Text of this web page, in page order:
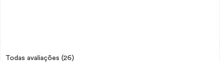
Todas avaliações (26)